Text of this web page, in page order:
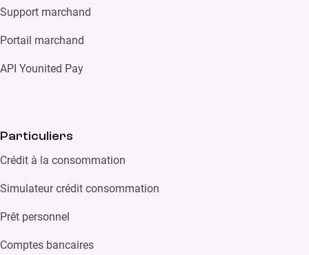
Support marchand
Portail marchand
API Younited Pay
Particuliers
Crédit à la consommation
Simulateur crédit consommation
Prêt personnel
Comptes bancaires